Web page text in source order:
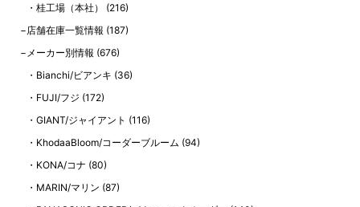
桂工場（本社）
(216)
店舗在庫一覧情報 (187)
メーカー別情報 (676)
Bianchi/ビアンキ (36)
FUJI/フジ (172)
GIANT/ジャイアント (116)
KhodaaBloom/コーダーブルーム (94)
KONA/コナ (80)
MARIN/マリン (87)